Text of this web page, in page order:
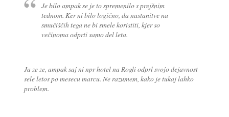
Je bilo ampak se je to spremenilo s prejšnim
tednom. Ker ni bilo logično, da nastanitve na
smučiščih tega ne bi smele koristiti, kjer so
večinoma odprti samo del leta.
Ja ze ze, ampak saj ni npr hotel na Rogli odprl svojo dejavnost
sele letos po mesecu marcu. Ne razumem, kako je tukaj lahko
problem.